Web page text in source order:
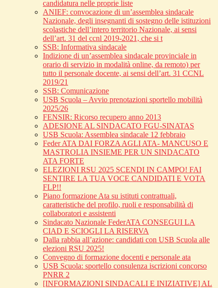
candidatura nelle proprie liste
ANIEF: convocazione di un’assemblea sindacale
Nazionale, degli insegnanti di sostegno delle istituzioni
scolastiche dell’intero territorio Nazionale, ai sensi
dell’art. 31 del ccnl 2019-2021, che si t
SSB: Informativa sindacale
Indizione di un’assemblea sindacale provinciale in
orario di servizio in modalità online, da remoto) per
tutto il personale docente, ai sensi dell’art. 31 CCNL
2019/21
SSB: Comunicazione
USB Scuola – Avvio prenotazioni sportello mobilità
2025/26
FENSIR: Ricorso recupero anno 2013
ADESIONE AL SINDACATO FGU-SINATAS
USB Scuola: Assemblea sindacale 12 febbraio
Feder ATA DAI FORZA AGLI ATA- MANCUSO E
MASTROLIA INSIEME PER UN SINDACATO
ATA FORTE
ELEZIONI RSU 2025 SCENDI IN CAMPO! FAI
SENTIRE LA TUA VOCE CANDIDATI E VOTA
FLP!!
Piano formazione Ata su istituti contrattuali,
caratteristiche del profilo, ruoli e responsabilità di
collaboratori e assistenti
Sindacato Nazionale FederATA CONSEGUI LA
CIAD E SCIOGLI LA RISERVA
Dalla rabbia all’azione: candidati con USB Scuola alle
elezioni RSU 2025!
Convegno di formazione docenti e personale ata
USB Scuola: sportello consulenza iscrizioni concorso
PNRR 2
[INFORMAZIONI SINDACALI E INIZIATIVE] AL